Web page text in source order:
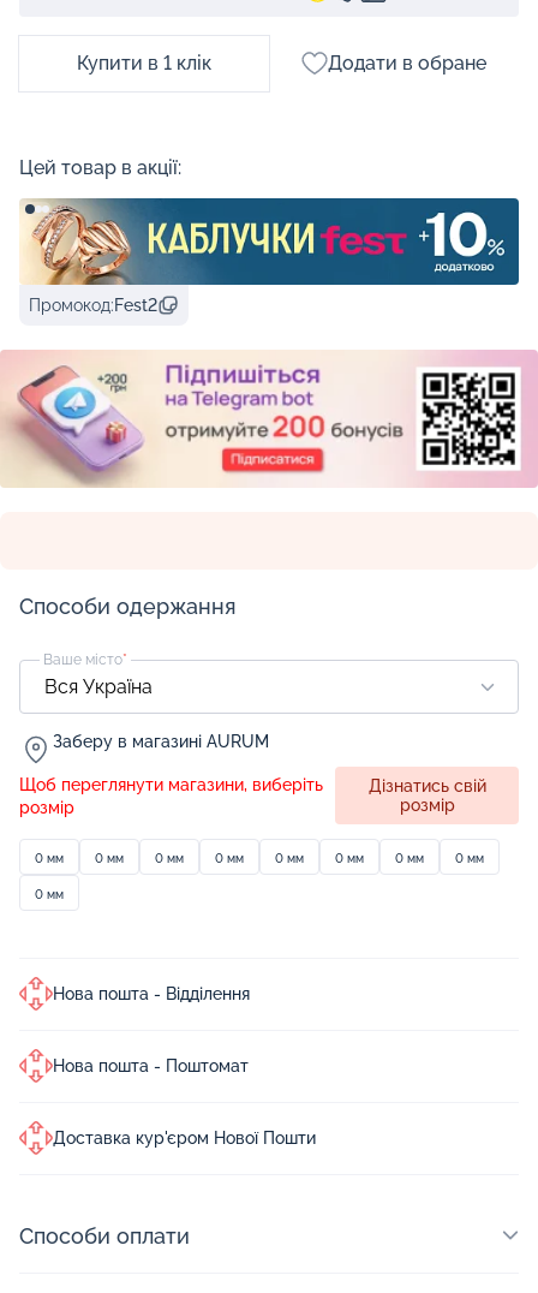
Купити в 1 клік Додати в обране
Цей товар в акції:
Промокод:Fest2
Способи одержання
Ваше місто*
Заберу в магазині AURUM
Щоб переглянути магазини, виберіть
розмір
Дізнатись свій
розмір
0 мм 0 мм 0 мм 0 мм 0 мм 0 мм 0 мм 0 мм
0 мм
Нова пошта - Відділення
Нова пошта - Поштомат
Доставка кур'єром Нової Пошти
Способи оплати